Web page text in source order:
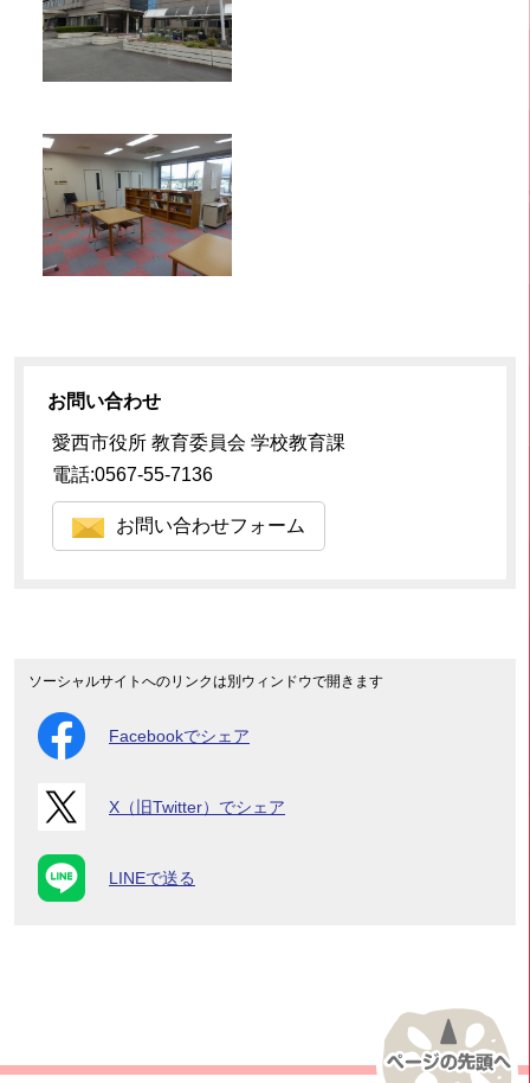
お問い合わせ
愛西市役所 教育委員会 学校教育課
電話:0567-55-7136
お問い合わせフォーム
ソーシャルサイトへのリンクは別ウィンドウで開きます
Facebookでシェア
X（旧Twitter）でシェア
LINEで送る